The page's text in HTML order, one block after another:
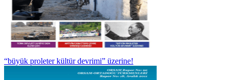
“büyük proleter kültür devrimi” üzerine!